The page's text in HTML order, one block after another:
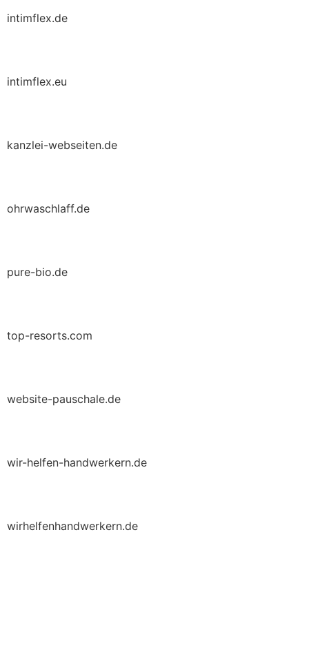
intimflex.de
intimflex.eu
kanzlei-webseiten.de
ohrwaschlaff.de
pure-bio.de
top-resorts.com
website-pauschale.de
wir-helfen-handwerkern.de
wirhelfenhandwerkern.de